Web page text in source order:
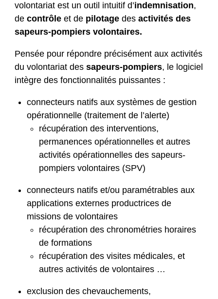
volontariat est un outil intuitif d’indemnisation,
de contrôle et de pilotage des activités des
sapeurs-pompiers volontaires.
Pensée pour répondre précisément aux activités
du volontariat des sapeurs-pompiers, le logiciel
intègre des fonctionnalités puissantes :
connecteurs natifs aux systèmes de gestion
opérationnelle (traitement de l’alerte)
récupération des interventions,
permanences opérationnelles et autres
activités opérationnelles des sapeurs-
pompiers volontaires (SPV)
connecteurs natifs et/ou paramétrables aux
applications externes productrices de
missions de volontaires
récupération des chronométries horaires
de formations
récupération des visites médicales, et
autres activités de volontaires …
exclusion des chevauchements,